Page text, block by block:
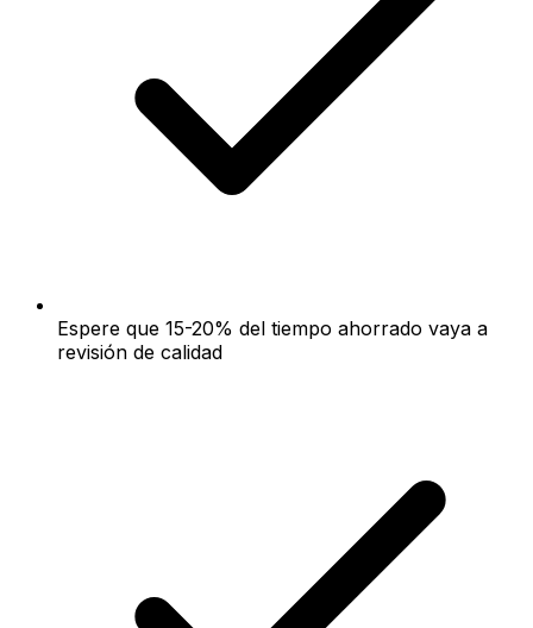
Espere que 15-20% del tiempo ahorrado vaya a
revisión de calidad